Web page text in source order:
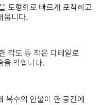
도형화로 빠르게 포착하고
웁니다.
각도 등 작은 디테일로
을 익힙니다.
복수의 인물이 한 공간에